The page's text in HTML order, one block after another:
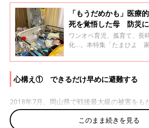
「もうだめかも」医療
死を覚悟した母 防災
の反省と決意
ワンオペ育児、孤育て、長
化…。本特集「たまひよ
できるだけわかりやすくお
健康を守る世界のヒントを
心構え① できるだけ早めに避難する
2018年7月、岡山県で戦後最大級の被害をも
が発生しました。岡山県は「晴れの国」と
地域でしたが、その油断が多くの人の避難の
このまま続きを見る